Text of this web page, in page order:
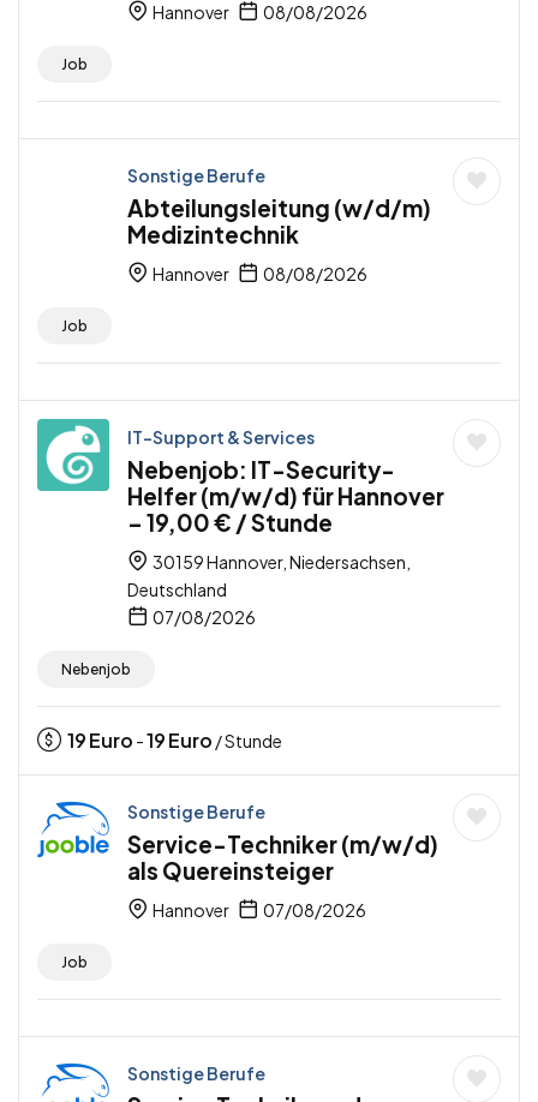
Hannover 08/08/2026
Job
Sonstige Berufe
Abteilungsleitung (w/d/m)
Medizintechnik
Hannover 08/08/2026
Job
IT-Support & Services
Nebenjob: IT-Security-
Helfer (m/w/d) für Hannover
– 19,00 € / Stunde
30159 Hannover, Niedersachsen,
Deutschland
07/08/2026
Nebenjob
19Euro -19Euro / Stunde
Sonstige Berufe
Service-Techniker (m/w/d)
als Quereinsteiger
Hannover 07/08/2026
Job
Sonstige Berufe